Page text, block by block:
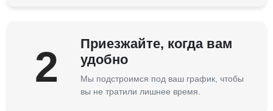
2
Приезжайте, когда вам
удобно
Мы подстроимся под ваш график, чтобы
вы не тратили лишнее время.